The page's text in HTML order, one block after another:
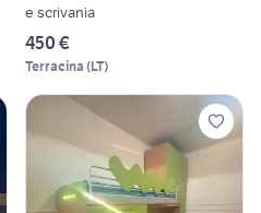
e scrivania
450 €
Terracina (LT)